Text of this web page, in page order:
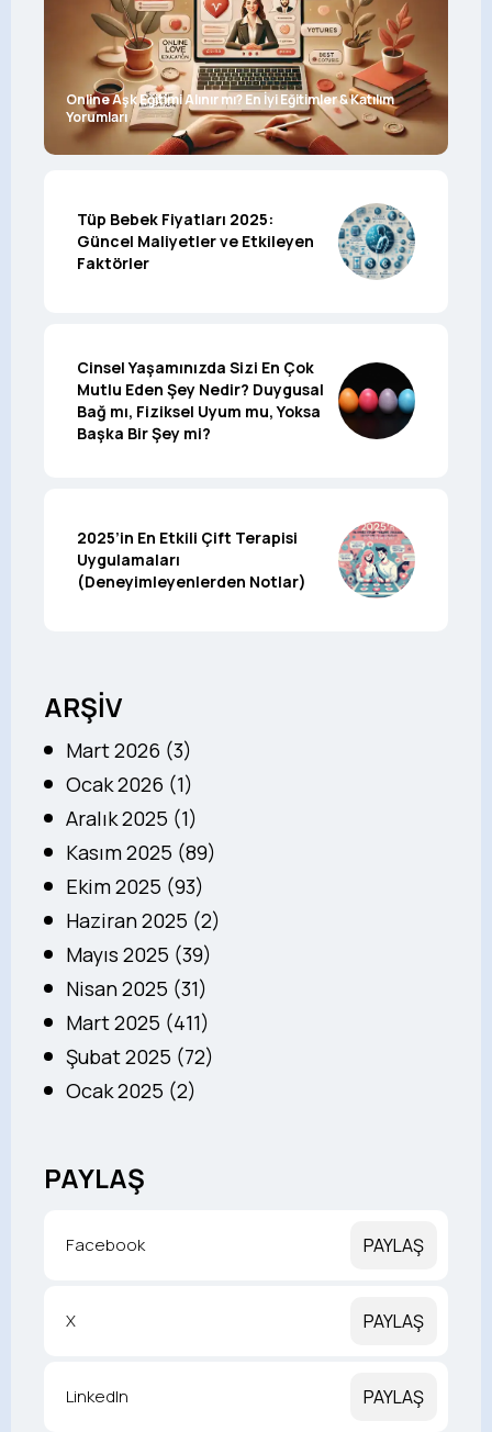
Online Aşk Eğitimi Alınır mı? En İyi Eğitimler & Katılım
Yorumları
Tüp Bebek Fiyatları 2025:
Güncel Maliyetler ve Etkileyen
Faktörler
Cinsel Yaşamınızda Sizi En Çok
Mutlu Eden Şey Nedir? Duygusal
Bağ mı, Fiziksel Uyum mu, Yoksa
Başka Bir Şey mi?
2025’in En Etkili Çift Terapisi
Uygulamaları
(Deneyimleyenlerden Notlar)
ARŞİV
Mart 2026 (3)
Ocak 2026 (1)
Aralık 2025 (1)
Kasım 2025 (89)
Ekim 2025 (93)
Haziran 2025 (2)
Mayıs 2025 (39)
Nisan 2025 (31)
Mart 2025 (411)
Şubat 2025 (72)
Ocak 2025 (2)
PAYLAŞ
Facebook PAYLAŞ
X PAYLAŞ
LinkedIn PAYLAŞ